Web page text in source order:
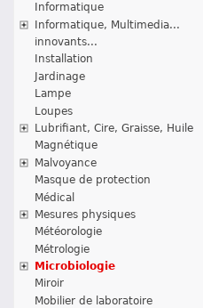
Informatique
Informatique, Multimedia...
innovants...
Installation
Jardinage
Lampe
Loupes
Lubrifiant, Cire, Graisse, Huile
Magnétique
Malvoyance
Masque de protection
Médical
Mesures physiques
Météorologie
Métrologie
Microbiologie
Miroir
Mobilier de laboratoire